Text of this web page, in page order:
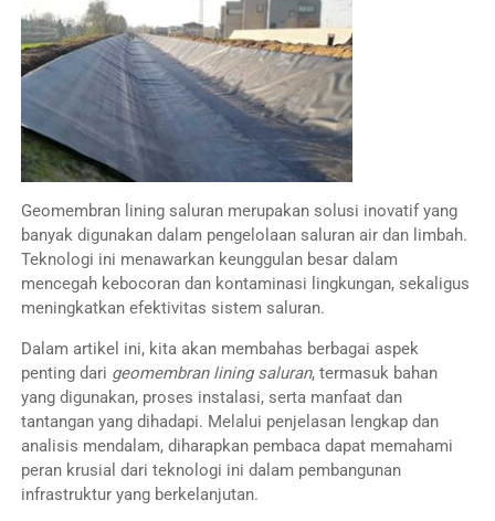
Geomembran lining saluran merupakan solusi inovatif yang
banyak digunakan dalam pengelolaan saluran air dan limbah.
Teknologi ini menawarkan keunggulan besar dalam
mencegah kebocoran dan kontaminasi lingkungan, sekaligus
meningkatkan efektivitas sistem saluran.
Dalam artikel ini, kita akan membahas berbagai aspek
penting dari geomembran lining saluran, termasuk bahan
yang digunakan, proses instalasi, serta manfaat dan
tantangan yang dihadapi. Melalui penjelasan lengkap dan
analisis mendalam, diharapkan pembaca dapat memahami
peran krusial dari teknologi ini dalam pembangunan
infrastruktur yang berkelanjutan.